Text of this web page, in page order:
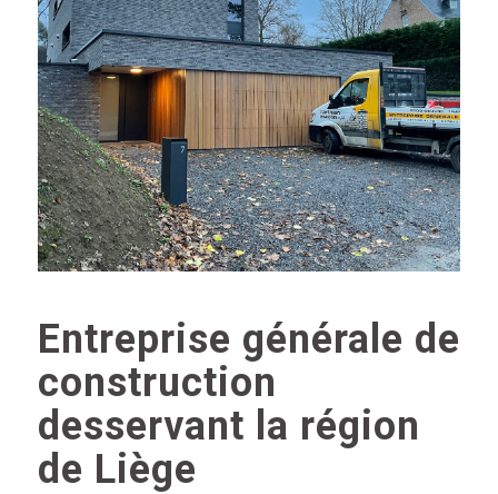
Entreprise générale de
construction
desservant la région
de Liège